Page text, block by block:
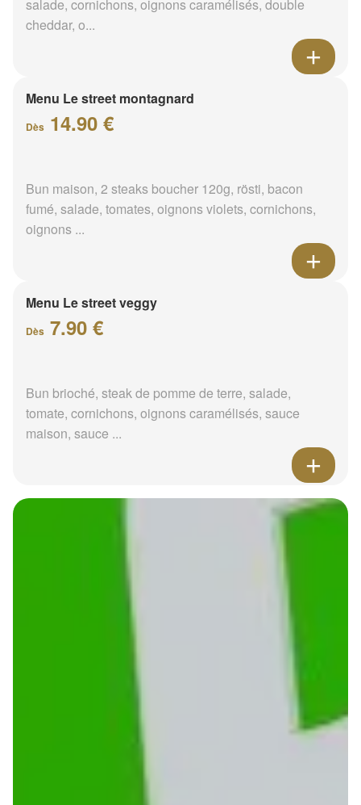
salade, cornichons, oignons caramélisés, double
cheddar, o...
Menu Le street montagnard
Dès 14.90 €
Bun maison, 2 steaks boucher 120g, rösti, bacon
fumé, salade, tomates, oignons violets, cornichons,
oignons ...
Menu Le street veggy
Dès 7.90 €
Bun brioché, steak de pomme de terre, salade,
tomate, cornichons, oignons caramélisés, sauce
maison, sauce ...